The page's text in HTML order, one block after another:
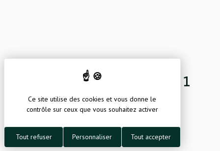
EnvironnementInformation pratique
Alerte sécheresse niveau 1
(2026)
Ce site utilise des cookies et vous donne le
contrôle sur ceux que vous souhaitez activer
Tout accepter
Tout refuser Personnaliser